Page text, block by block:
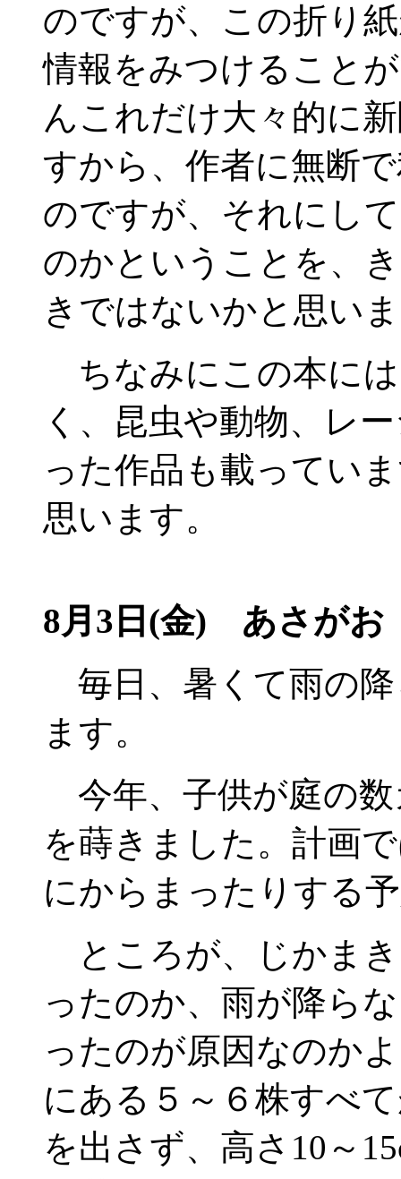
のですが、この折り
情報をみつけること
んこれだけ大々的に
すから、作者に無断
のですが、それにし
のかということを、
きではないかと思い
ちなみにこの本に
く、昆虫や動物、レ
った作品も載ってい
思います。
8月3日(金) あさがお
毎日、暑くて雨の
ます。
今年、子供が庭の
を蒔きました。計画
にからまったりする
ところが、じかま
ったのか、雨が降ら
ったのが原因なのか
にある５～６株すべ
を出さず、高さ10～